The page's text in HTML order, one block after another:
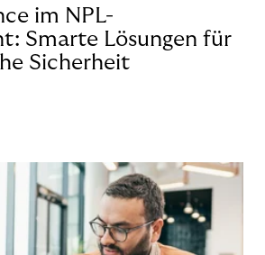
im NPL-
Smarte Lösungen für
Sicherheit